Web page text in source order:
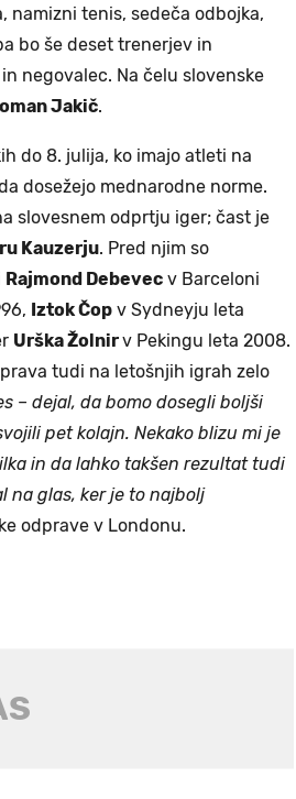
namizni tenis, sedeča odbojka,
bo še deset trenerjev in
negovalec. Na čelu slovenske
Jakič.
do 8. julija, ko imajo atleti na
dosežejo mednarodne norme.
slovesnem odprtju iger; čast je
Kauzerju. Pred njim so
Rajmond Debevec v Barceloni
Iztok Čop v Sydneyju leta
Urška Žolnirv Pekingu leta 2008.
tudi na letošnjih igrah zelo
– dejal, da bomo dosegli boljši
pet kolajn. Nekako blizu mi je
in da lahko takšen rezultat tudi
na glas, ker je to najbolj
odprave v Londonu.